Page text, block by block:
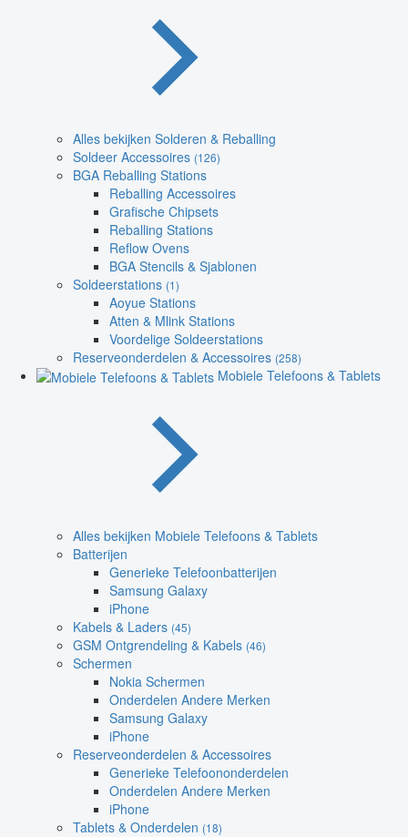
Alles bekijken Solderen & Reballing
Soldeer Accessoires (126)
BGA Reballing Stations
Reballing Accessoires
Grafische Chipsets
Reballing Stations
Reflow Ovens
BGA Stencils & Sjablonen
Soldeerstations (1)
Aoyue Stations
Atten & Mlink Stations
Voordelige Soldeerstations
Reserveonderdelen & Accessoires (258)
Mobiele Telefoons & Tablets
Alles bekijken Mobiele Telefoons & Tablets
Batterijen
Generieke Telefoonbatterijen
Samsung Galaxy
iPhone
Kabels & Laders (45)
GSM Ontgrendeling & Kabels (46)
Schermen
Nokia Schermen
Onderdelen Andere Merken
Samsung Galaxy
iPhone
Reserveonderdelen & Accessoires
Generieke Telefoononderdelen
Onderdelen Andere Merken
iPhone
Tablets & Onderdelen (18)